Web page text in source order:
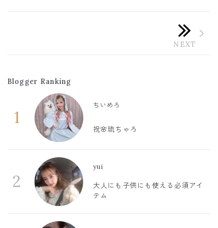
Blogger Ranking
1
ちいめろ
祝🌸琉ちゃろ
2
yui
大人にも子供にも使える必須アイ
テム